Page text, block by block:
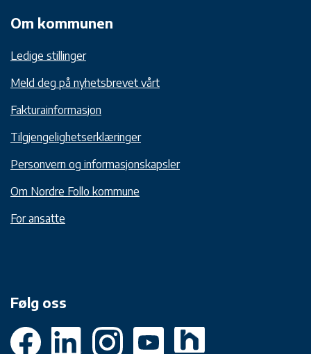
Om kommunen
Ledige stillinger
Meld deg på nyhetsbrevet vårt
Fakturainformasjon
Tilgjengelighetserklæringer
Personvern og informasjonskapsler
Om Nordre Follo kommune
For ansatte
Følg oss